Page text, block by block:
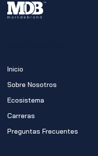
Inicio
Sobre Nosotros
Ecosistema
Carreras
Preguntas Frecuentes